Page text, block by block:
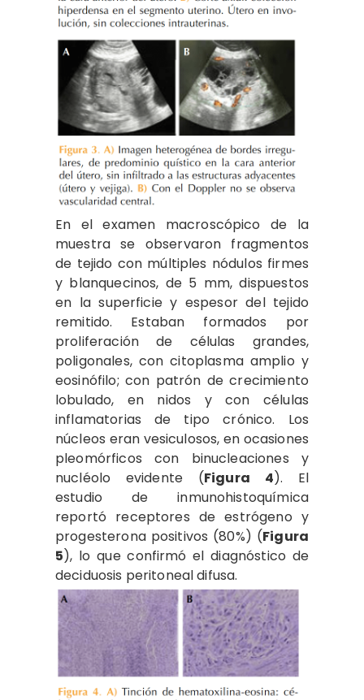
En el examen macroscópico de la
muestra se observaron fragmentos
de tejido con múltiples nódulos firmes
y blanquecinos, de 5 mm, dispuestos
en la superficie y espesor del tejido
remitido. Estaban formados por
proliferación de células grandes,
poligonales, con citoplasma amplio y
eosinófilo; con patrón de crecimiento
lobulado, en nidos y con células
inflamatorias de tipo crónico. Los
núcleos eran vesiculosos, en ocasiones
pleomórficos con binucleaciones y
nucléolo evidente (Figura 4). El
estudio de inmunohistoquímica
reportó receptores de estrógeno y
progesterona positivos (80%) (Figura
5), lo que confirmó el diagnóstico de
deciduosis peritoneal difusa.